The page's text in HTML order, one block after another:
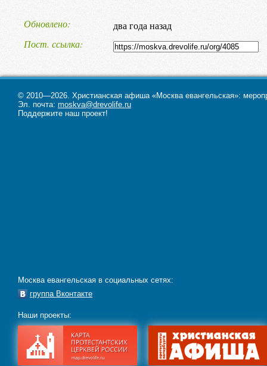
Обновлено
два года назад
Пост. ссылка
© 2010—2026. Христианская афиша «Москва евангельская»:
Эл. почта: moskva@drevolife.ru
Поддержите наш проект!
Москва евангельская в социальных сетях:
группа Вконтакте
Наши проекты: